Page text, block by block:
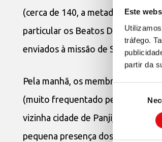
Este
tráfego.
partir da
de
consentimento
(cerca de 140, a metade de
particular os Beatos Dionísio e
enviados à missão de Sumatra
Pela manhã, os membros do
(muito frequentado pelas
vizinha cidade de Panji, capital do
pequena presença dos